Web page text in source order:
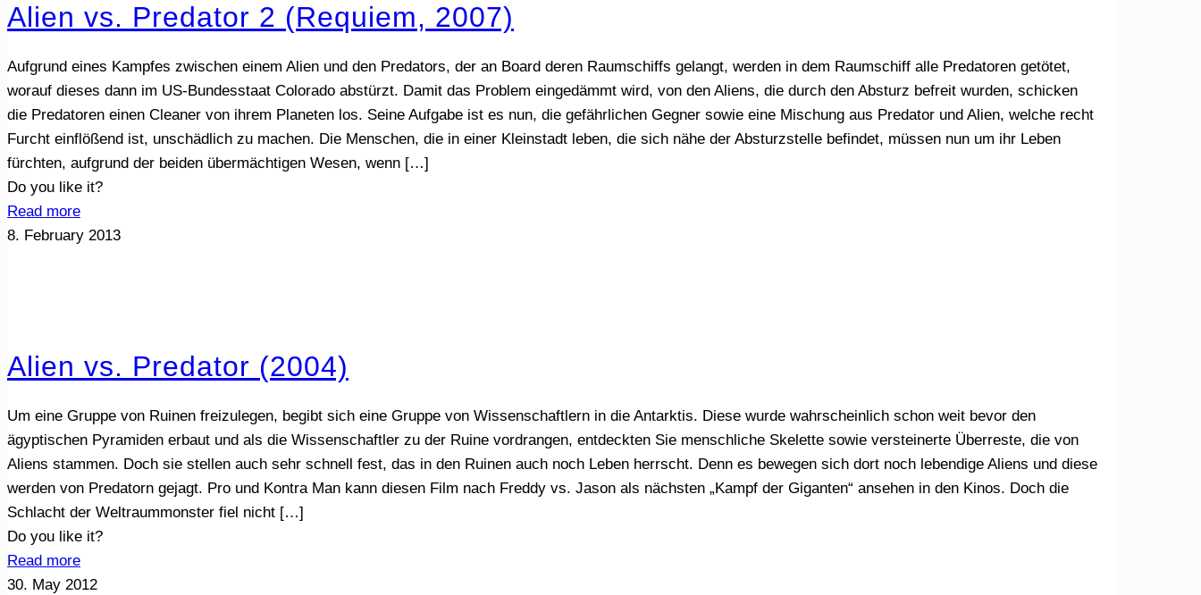
Alien vs. Predator 2 (Requiem, 2007)
Aufgrund eines Kampfes zwischen einem Alien und den Predators, der an Board deren Raumschiffs gelangt, werden in dem Raumschiff alle Predatoren getötet,
worauf dieses dann im US-Bundesstaat Colorado abstürzt. Damit das Problem eingedämmt wird, von den Aliens, die durch den Absturz befreit wurden, schicken
die Predatoren einen Cleaner von ihrem Planeten los. Seine Aufgabe ist es nun, die gefährlichen Gegner sowie eine Mischung aus Predator und Alien, welche recht
Furcht einflößend ist, unschädlich zu machen. Die Menschen, die in einer Kleinstadt leben, die sich nähe der Absturzstelle befindet, müssen nun um ihr Leben
fürchten, aufgrund der beiden übermächtigen Wesen, wenn […]
Do you like it?
Read more
8. February 2013
Alien vs. Predator (2004)
Um eine Gruppe von Ruinen freizulegen, begibt sich eine Gruppe von Wissenschaftlern in die Antarktis. Diese wurde wahrscheinlich schon weit bevor den
ägyptischen Pyramiden erbaut und als die Wissenschaftler zu der Ruine vordrangen, entdeckten Sie menschliche Skelette sowie versteinerte Überreste, die von
Aliens stammen. Doch sie stellen auch sehr schnell fest, das in den Ruinen auch noch Leben herrscht. Denn es bewegen sich dort noch lebendige Aliens und diese
werden von Predatorn gejagt. Pro und Kontra Man kann diesen Film nach Freddy vs. Jason als nächsten „Kampf der Giganten“ ansehen in den Kinos. Doch die
Schlacht der Weltraummonster fiel nicht […]
Do you like it?
Read more
30. May 2012